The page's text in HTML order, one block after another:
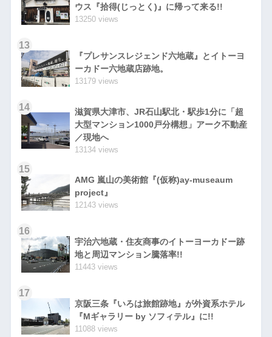
ウス『拾得(じっとく)』に帰って来る!!
13250 views
13
『プレサンスレジェンド六地蔵』とイトーヨ
ーカドー六地蔵店跡地。
13179 views
14
滋賀県大津市、JR石山駅北・駅歩1分に「超
大型マンション1000戸分構想」アーク不動産
／現地へ
13134 views
15
AMG 嵐山の美術館『(仮称)ay-museaum
project』
12143 views
16
宇治六地蔵・住友商事のイトーヨーカドー跡
地と周辺マンション騰落率!!
11443 views
17
京阪三条『いろは旅館跡地』が外資系ホテル
『Mギャラリー by ソフィテル』に!!
11088 views